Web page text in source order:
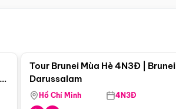
Tour Brunei Mùa Hè 4N3Đ | Brunei
Darussalam
Hồ Chí Minh 4N3Đ